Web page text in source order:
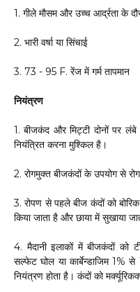
1. गीले मौसम और उच्च आर्द्रता के
2. भारी वर्षा या सिंचाई
3. 73 - 95 F. रेंज में गर्म तापमान
नियंत्रण
1. बीजकंद और मिट्टी दोनों पर
नियंत्रित करना मुश्किल है।
2. रोगमुक्त बीजकंदों के उपयोग से
3. रोपण से पहले बीज कंदों को
किया जाता है और छाया में सुखाया
4. मैदानी इलाकों में बीजकंदों
सल्फेट घोल या कार्बेन्डाजिम 1%
नियंत्रण होता है। कंदों को